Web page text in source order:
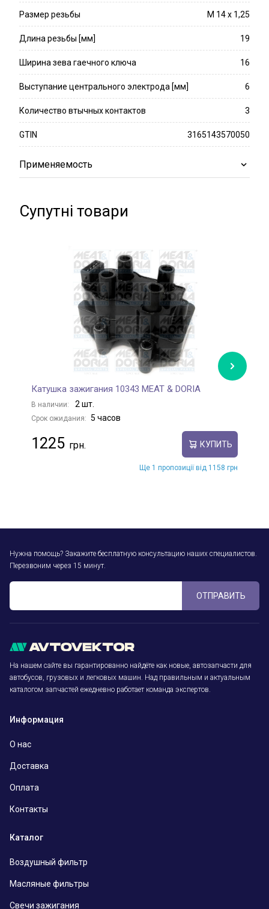
Размер резьбы M 14 x 1,25
Длина резьбы [мм] 19
Ширина зева гаечного ключа 16
Выступание центрального электрода [мм] 6
Количество втычных контактов 3
GTIN 3165143570050
Применяемость
Супутні товари
Катушка зажигания 10343 MEAT & DORIA
В наличии: 2 шт.
Срок ожидания: 5 часов
1225 КУПИТЬ
Ще 1 пропозиції від 1158 грн
Нужна помощь? Закажите бесплатную консультацию наших специалистов.
Перезвоним через 15 минут.
ОТПРАВИТЬ
На нашем сайте вы гарантированно найдёте как новые, автозапчасти для
автобусов, грузовых и легковых машин. Над правильным и актуальным
каталогом запчастей ежедневно работает команда экспертов.
Информация
О нас
Доставка
Оплата
Контакты
Каталог
Воздушный фильтр
Масляные фильтры
Свечи зажигания